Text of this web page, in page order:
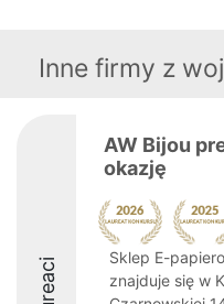
Inne firmy z
AW Bijou
okazję
Sklep E-
znajduje się w